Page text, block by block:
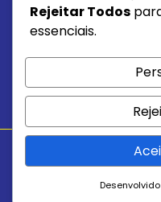
COTTON PP
Item da lista
BLOG
JP TÊXTIL© 2026 -
Rejeitar Todos
essenciais.